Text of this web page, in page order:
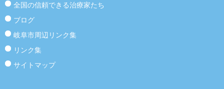
全国の信頼できる治療家たち
ブログ
岐阜市周辺リンク集
リンク集
サイトマップ